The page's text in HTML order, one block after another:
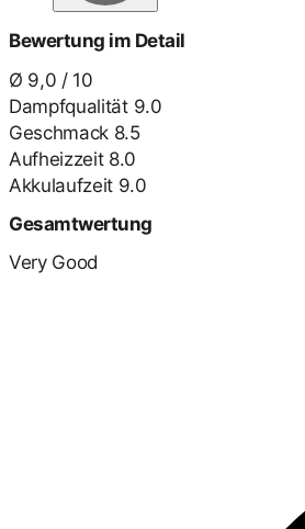
Bewertung im Detail
Ø 9,0 / 10
Dampfqualität 9.0
Geschmack 8.5
Aufheizzeit 8.0
Akkulaufzeit 9.0
Gesamtwertung
Very Good